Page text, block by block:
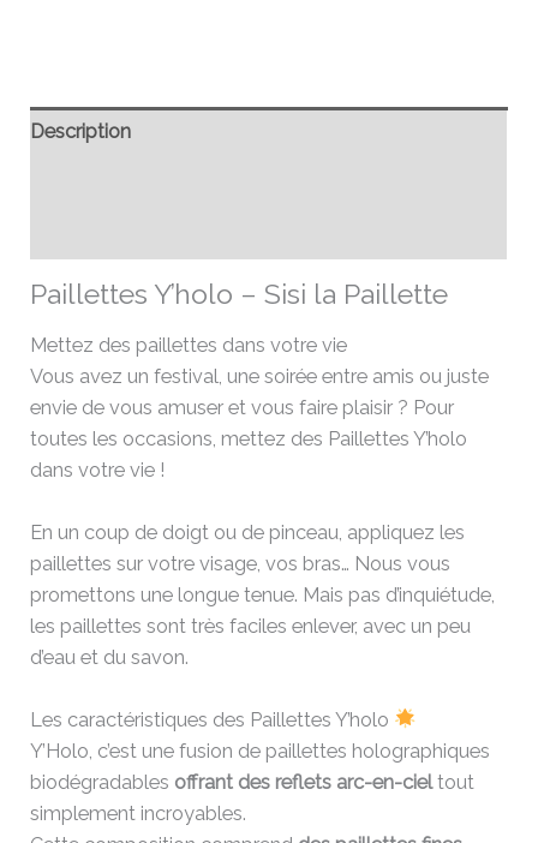
Description
Paillettes Y’holo – Sisi la Paillette
Mettez des paillettes dans votre vie
Vous avez un festival, une soirée entre amis ou juste
envie de vous amuser et vous faire plaisir ? Pour
toutes les occasions, mettez des Paillettes Y’holo
dans votre vie !
En un coup de doigt ou de pinceau, appliquez les
paillettes sur votre visage, vos bras… Nous vous
promettons une longue tenue. Mais pas d’inquiétude,
les paillettes sont très faciles enlever, avec un peu
d’eau et du savon.
Les caractéristiques des Paillettes Y’holo
Y’Holo, c’est une fusion de paillettes holographiques
biodégradables offrant des reflets arc-en-cieltout
simplement incroyables.